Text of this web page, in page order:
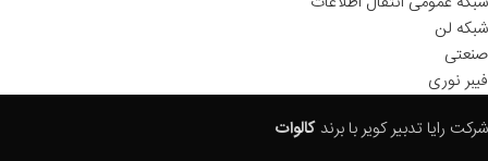
شبکه لن
صنعتی
فیبر نوری
شرکت رایا تدبیر کویر با برند کالوات